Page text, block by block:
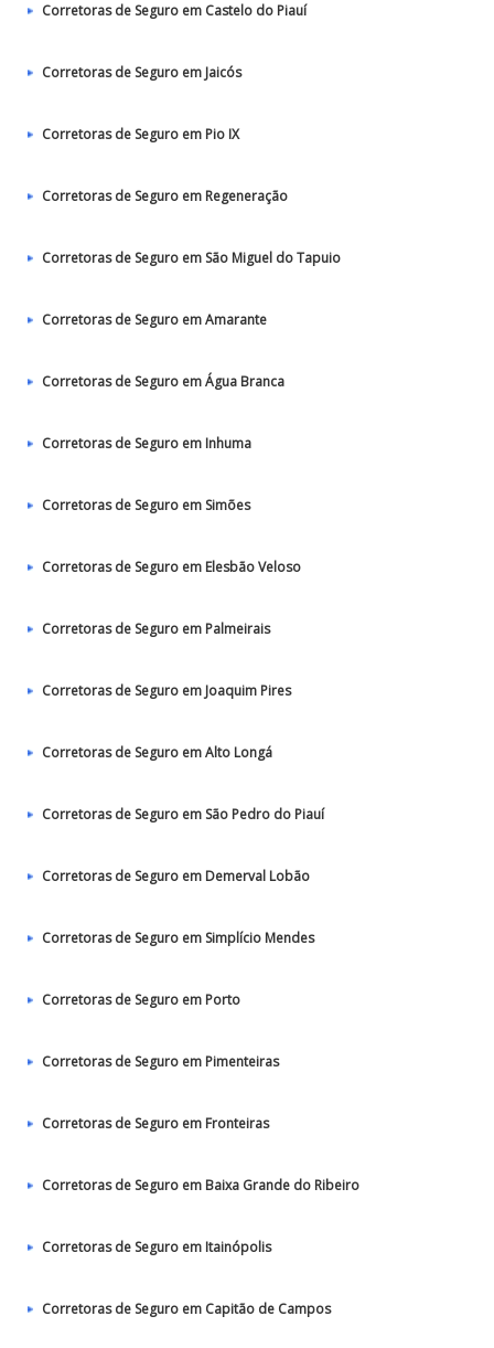
Corretoras de Seguro em Castelo do Piauí
Corretoras de Seguro em Jaicós
Corretoras de Seguro em Pio IX
Corretoras de Seguro em Regeneração
Corretoras de Seguro em São Miguel do Tapuio
Corretoras de Seguro em Amarante
Corretoras de Seguro em Água Branca
Corretoras de Seguro em Inhuma
Corretoras de Seguro em Simões
Corretoras de Seguro em Elesbão Veloso
Corretoras de Seguro em Palmeirais
Corretoras de Seguro em Joaquim Pires
Corretoras de Seguro em Alto Longá
Corretoras de Seguro em São Pedro do Piauí
Corretoras de Seguro em Demerval Lobão
Corretoras de Seguro em Simplício Mendes
Corretoras de Seguro em Porto
Corretoras de Seguro em Pimenteiras
Corretoras de Seguro em Fronteiras
Corretoras de Seguro em Baixa Grande do Ribeiro
Corretoras de Seguro em Itainópolis
Corretoras de Seguro em Capitão de Campos